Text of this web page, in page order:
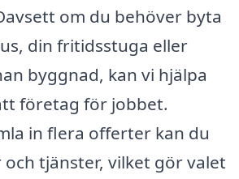
om du behöver byta
din fritidsstuga eller
byggnad, kan vi hjälpa
företag för jobbet.
in flera offerter kan du
tjänster, vilket gör valet